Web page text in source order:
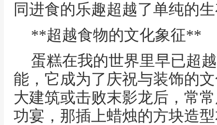
同进食的乐趣超越了单纯的
**超越食物的文化象征**
蛋糕在我的世界里早已超
能，它成为了庆祝与装饰的
大建筑或击败末影龙后，常
功宴，那插上蜡烛的方块造